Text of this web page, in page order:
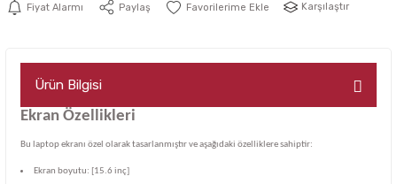
Fiyat Alarmı Paylaş Karşılaştır
Ürün Bilgisi
Ekran Özellikleri
Bu laptop ekranı özel olarak tasarlanmıştır ve aşağıdaki özelliklere sahiptir:
Ekran boyutu: [15.6 inç]